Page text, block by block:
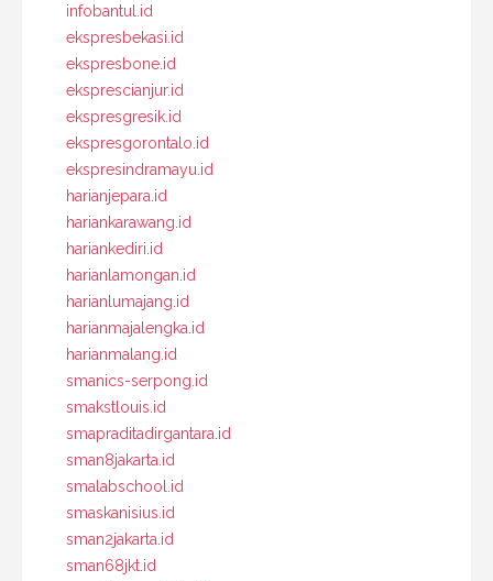
infobantul.id
ekspresbekasi.id
ekspresbone.id
eksprescianjur.id
ekspresgresik.id
ekspresgorontalo.id
ekspresindramayu.id
harianjepara.id
hariankarawang.id
hariankediri.id
harianlamongan.id
harianlumajang.id
harianmajalengka.id
harianmalang.id
smanics-serpong.id
smakstlouis.id
smapraditadirgantara.id
sman8jakarta.id
smalabschool.id
smaskanisius.id
sman2jakarta.id
sman68jkt.id